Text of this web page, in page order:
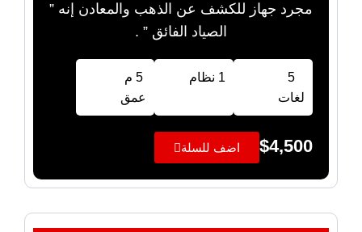
مجرد جهاز للكشف عن الذهب والمعادن إنه ”
الصياد الفائق ” .
5
لغات
1 نظام
5 م
عمق
$4,500 اضف للسلة